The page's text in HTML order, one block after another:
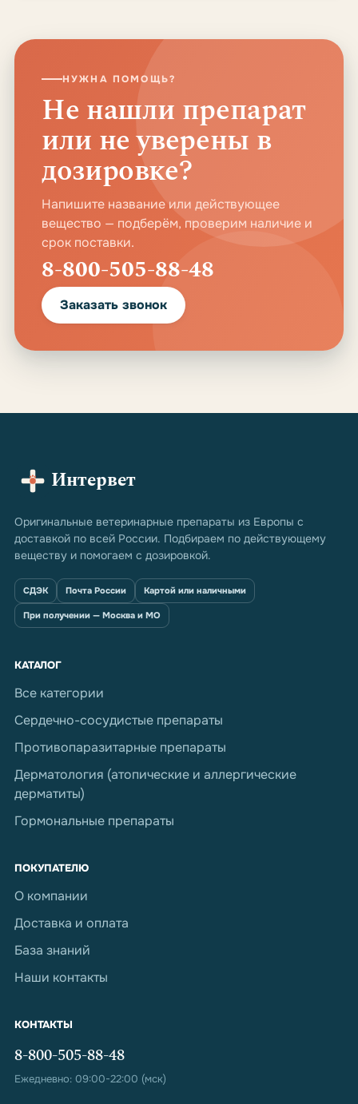
НУЖНА ПОМОЩЬ?
Не нашли препарат
или не уверены в
дозировке?
Напишите название или действующее
вещество — подберём, проверим наличие и
срок поставки.
8-800-505-88-48
Заказать звонок
Интервет
Оригинальные ветеринарные препараты из Европы с
доставкой по всей России. Подбираем по действующему
веществу и помогаем с дозировкой.
СДЭК Почта России Картой или наличными
При получении — Москва и МО
КАТАЛОГ
Все категории
Сердечно-сосудистые препараты
Противопаразитарные препараты
Дерматология (атопические и аллергические
дерматиты)
Гормональные препараты
ПОКУПАТЕЛЮ
О компании
Доставка и оплата
База знаний
Наши контакты
КОНТАКТЫ
8-800-505-88-48
Ежедневно: 09:00-22:00 (мск)